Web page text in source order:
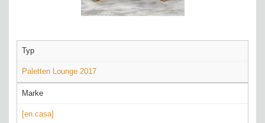
Typ
Paletten Lounge 2017
Marke
[en.casa]